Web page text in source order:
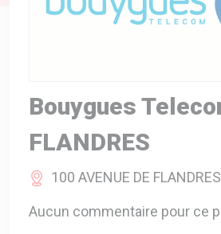
ENTREPRISE
Bouygues
FLANDRES
100 AVENUE DE
Aucun commentaire pour ce